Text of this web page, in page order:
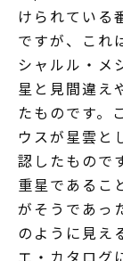
けられている
ですが、これ
シャルル・メ
星と見間違え
たものです。
ウスが星雲と
認したもので
重星であるこ
がそうであっ
のように見え
エ・カタログ